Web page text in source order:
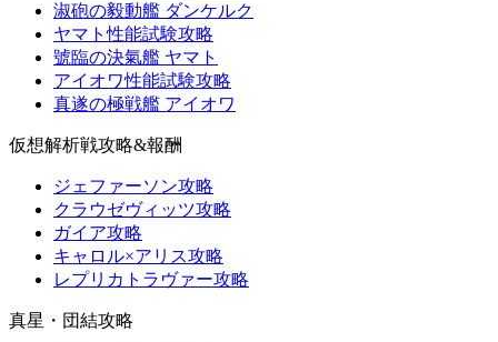
淑砲の毅動艦 ダンケルク
ヤマト性能試験攻略
號臨の決氣艦 ヤマト
アイオワ性能試験攻略
真遂の極戦艦 アイオワ
仮想解析戦攻略&報酬
ジェファーソン攻略
クラウゼヴィッツ攻略
ガイア攻略
キャロル×アリス攻略
レプリカトラヴァー攻略
真星・団結攻略